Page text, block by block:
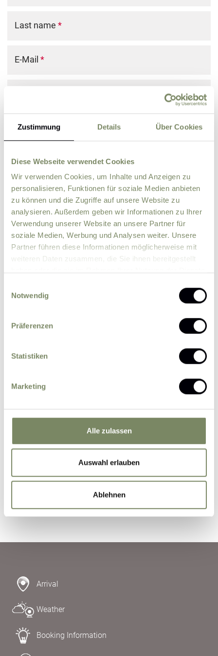
Zustimmung Details Über Cookies
Diese Webseite verwendet Cookies
Wir verwenden Cookies, um Inhalte und Anzeigen zu
personalisieren, Funktionen für soziale Medien anbieten
zu können und die Zugriffe auf unsere Website zu
analysieren. Außerdem geben wir Informationen zu Ihrer
Verwendung unserer Website an unsere Partner für
soziale Medien, Werbung und Analysen weiter. Unsere
Partner führen diese Informationen möglicherweise mit
weiteren Daten zusammen, die Sie ihnen bereitgestellt
Notwendig
Präferenzen
Statistiken
Marketing
Alle zulassen
Auswahl erlauben
Ablehnen
Last name *
E-Mail *
Street
ZIP City
Country
Comment
offers by e-mail.
may be processed by the data protection officer
for the purpose of processing my enquiry on the
basis of the consent given by me by sending the
Submit Inquiry
Arrival
Weather
Booking Information